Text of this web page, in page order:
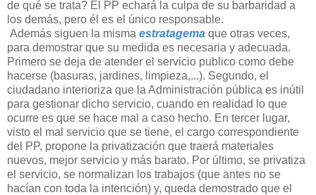
de qué se trata? El PP echará la culpa de su barbaridad a
los demás, pero él es el único responsable.
Además siguen la misma estratagema que otras veces,
para demostrar que su medida es necesaria y adecuada.
Primero se deja de atender el servicio publico como debe
hacerse (basuras, jardines, limpieza,...). Segundo, el
ciudadano interioriza que la Administración pública es inútil
para gestionar dicho servicio, cuando en realidad lo que
ocurre es que se hace mal a caso hecho. En tercer lugar,
visto el mal servicio que se tiene, el cargo correspondiente
del PP, propone la privatización que traerá materiales
nuevos, mejor servicio y más barato. Por último, se privatiza
el servicio, se normalizan los trabajos (que antes no se
hacían con toda la intención) y, queda demostrado que el